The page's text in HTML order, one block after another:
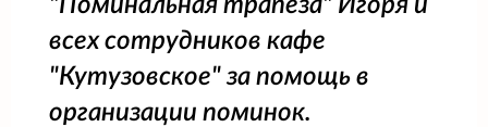
всех сотрудников кафе
"Кутузовское" за помощь в
организации поминок.